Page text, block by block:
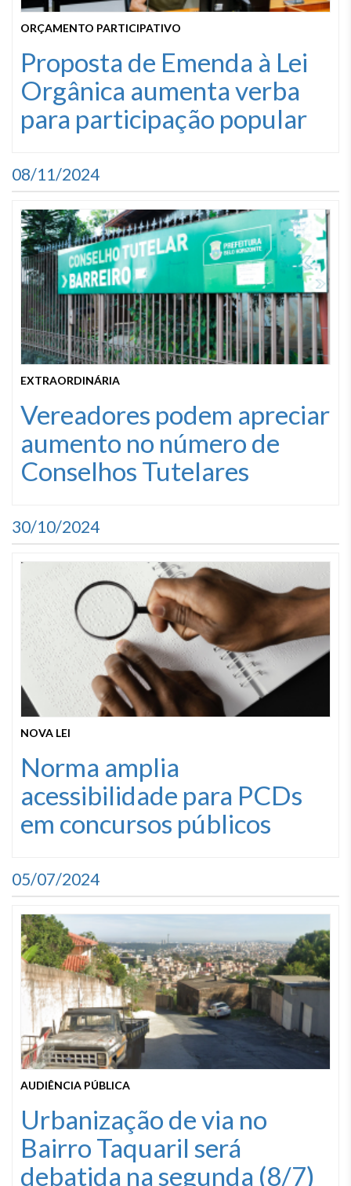
ORÇAMENTO PARTICIPATIVO
Proposta de Emenda à Lei
Orgânica aumenta verba
para participação popular
08/11/2024
EXTRAORDINÁRIA
Vereadores podem apreciar
aumento no número de
Conselhos Tutelares
30/10/2024
NOVA LEI
Norma amplia
acessibilidade para PCDs
em concursos públicos
05/07/2024
AUDIÊNCIA PÚBLICA
Urbanização de via no
Bairro Taquaril será
debatida na segunda (8/7)